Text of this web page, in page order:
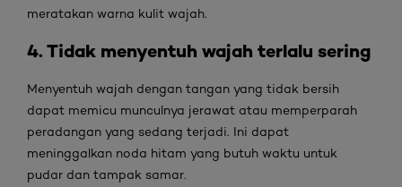
meratakan warna kulit wajah.
4. Tidak menyentuh wajah terlalu sering
Menyentuh wajah dengan tangan yang tidak bersih
dapat memicu munculnya jerawat atau memperparah
peradangan yang sedang terjadi. Ini dapat
meninggalkan noda hitam yang butuh waktu untuk
pudar dan tampak samar.